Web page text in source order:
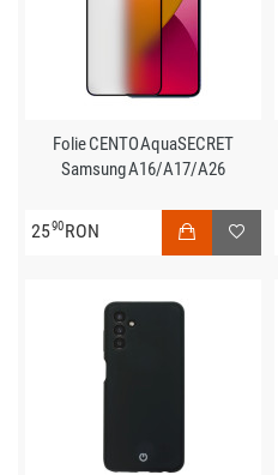
Folie CENTO AquaSECRET
Samsung A16/A17/A26
2590RON